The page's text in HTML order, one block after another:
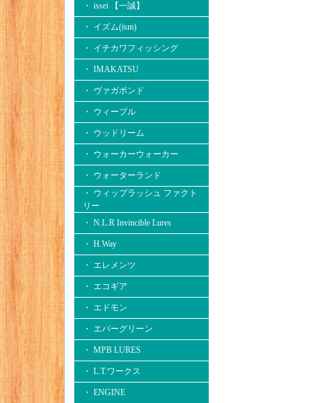
・ issei 【一誠】
・ イズム(ism)
・ イチカワフィッシング
・ IMAKATSU
・ ヴァガボンド
・ ウィーブル
・ ウッドリーム
・ ウォーカーウォーカー
・ ウォーターランド
・ ウィップラッシュ ファクト
リー
・ N.L.R Invincible Lures
・ H.Way
・ エレメンツ
・ エコギア
・ エドモン
・ エバーグリーン
・ MPB LURES
・ L.T.ワークス
・ ENGINE